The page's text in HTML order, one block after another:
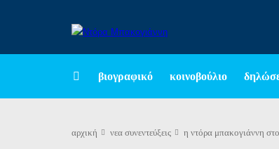
βιογραφικό κοινοβούλιο
αρχική νεα συνεντεύξεις η ντόρα μπακογιάννη